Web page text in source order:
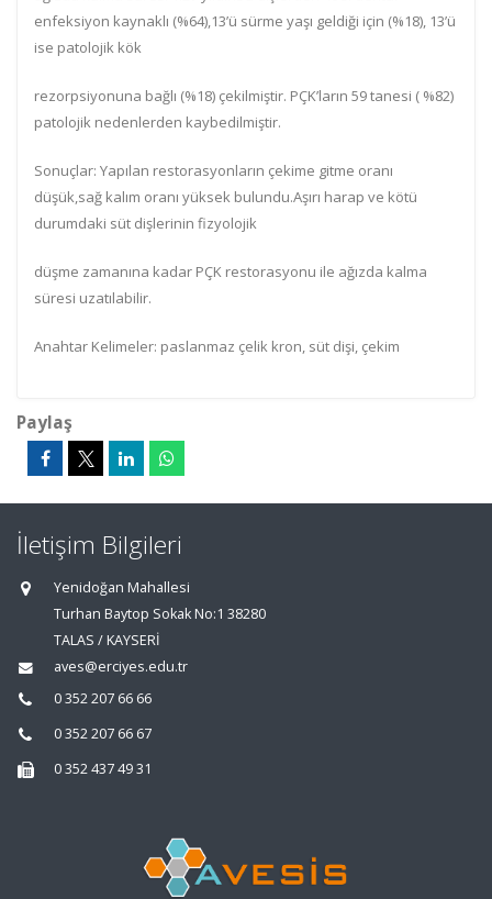
enfeksiyon kaynaklı (%64),13’ü sürme yaşı geldiği için (%18), 13’ü
ise patolojik kök
rezorpsiyonuna bağlı (%18) çekilmiştir. PÇK’ların 59 tanesi ( %82)
patolojik nedenlerden kaybedilmiştir.
Sonuçlar: Yapılan restorasyonların çekime gitme oranı
düşük,sağ kalım oranı yüksek bulundu.Aşırı harap ve kötü
durumdaki süt dişlerinin fizyolojik
düşme zamanına kadar PÇK restorasyonu ile ağızda kalma
süresi uzatılabilir.
Anahtar Kelimeler: paslanmaz çelik kron, süt dişi, çekim
Paylaş
İletişim Bilgileri
Yenidoğan Mahallesi
Turhan Baytop Sokak No:1 38280
TALAS / KAYSERİ
aves@erciyes.edu.tr
0 352 207 66 66
0 352 207 66 67
0 352 437 49 31